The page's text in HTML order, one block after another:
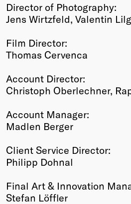
Director of Photography:
Jens Wirtzfeld, Valentin
Film Director:
Thomas Cervenca
Account Director:
Christoph Oberlechner,
Account Manager:
Madlen Berger
Client Service Director:
Philipp Dohnal
Final Art & Innovation
Stefan Löffler